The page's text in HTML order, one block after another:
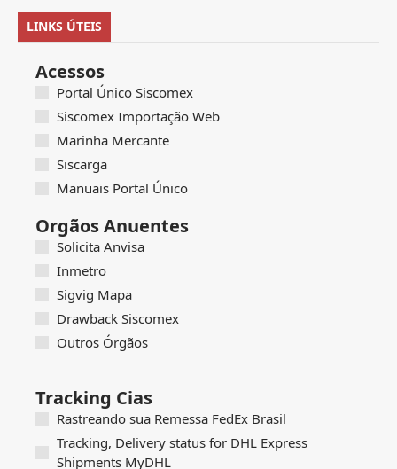
LINKS ÚTEIS
Acessos
Portal Único Siscomex
Siscomex Importação Web
Marinha Mercante
Siscarga
Manuais Portal Único
Orgãos Anuentes
Solicita Anvisa
Inmetro
Sigvig Mapa
Drawback Siscomex
Outros Órgãos
Tracking Cias
Rastreando sua Remessa FedEx Brasil
Tracking, Delivery status for DHL Express
Shipments MyDHL